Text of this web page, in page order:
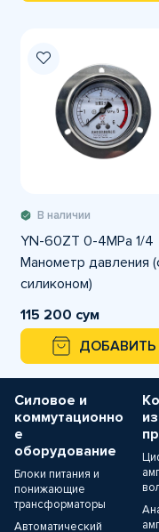
В наличии
YN-60ZT 0-4MPа 1/4
Манометр давления
силиконом)
горизонтальное
подключение
115 200 сум
ДОБАВИТЬ
Силовое и
коммутационно
е
оборудование
Блоки питания и
понижающие
трансформаторы
Автоматический